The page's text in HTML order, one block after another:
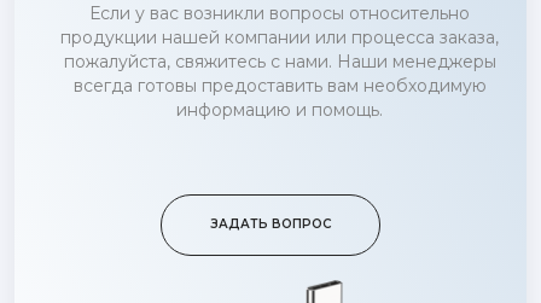
Если у вас возникли вопросы относительно
продукции нашей компании или процесса заказа,
пожалуйста, свяжитесь с нами. Наши менеджеры
всегда готовы предоставить вам необходимую
информацию и помощь.
ЗАДАТЬ ВОПРОС